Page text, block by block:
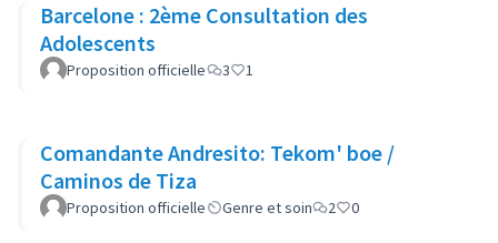
Barcelone : 2ème Consultation des
Adolescents
Proposition officielle 3 1
Comandante Andresito: Tekom' boe /
Caminos de Tiza
Proposition officielle Genre et soin 2 0